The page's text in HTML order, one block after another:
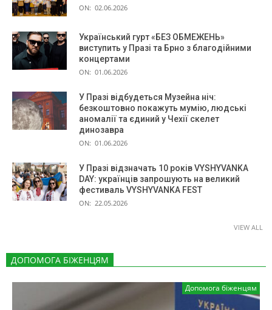
ON: 02.06.2026
Український гурт «БЕЗ ОБМЕЖЕНЬ»
виступить у Празі та Брно з благодійними
концертами
ON: 01.06.2026
У Празі відбудеться Музейна ніч:
безкоштовно покажуть мумію, людські
аномалії та єдиний у Чехії скелет
динозавра
ON: 01.06.2026
У Празі відзначать 10 років VYSHYVANKA
DAY: українців запрошують на великий
фестиваль VYSHYVANKA FEST
ON: 22.05.2026
VIEW ALL
ДОПОМОГА БІЖЕНЦЯМ
Допомога біженцям